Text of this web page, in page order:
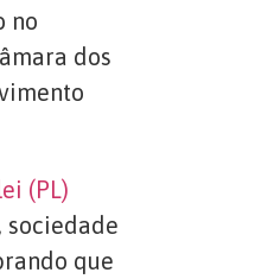
no
dos
(PL)
sociedade
que